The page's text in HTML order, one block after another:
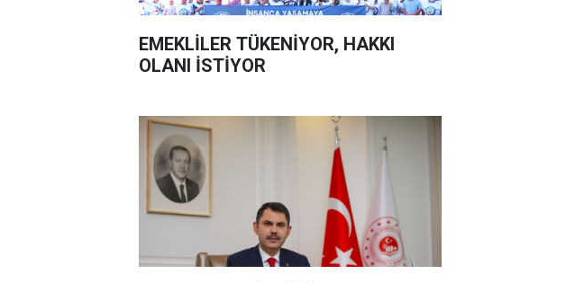
EMEKLİLER TÜKENİYOR, HAKKI
OLANI İSTİYOR